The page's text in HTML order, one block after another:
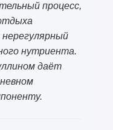
процесс,
нутриента.
даёт